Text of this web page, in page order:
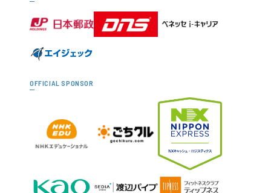
OFFICIAL SPONSOR